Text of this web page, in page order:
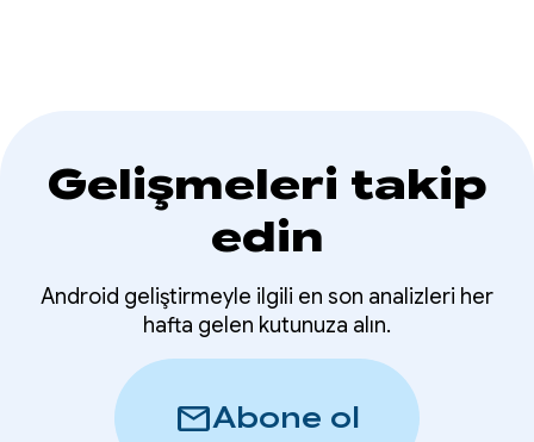
Gelişmeleri takip
edin
Android geliştirmeyle ilgili en son analizleri her
hafta gelen kutunuza alın.
mailAbone ol